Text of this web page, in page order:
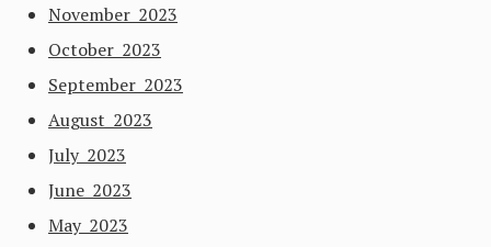
November 2023
October 2023
September 2023
August 2023
July 2023
June 2023
May 2023